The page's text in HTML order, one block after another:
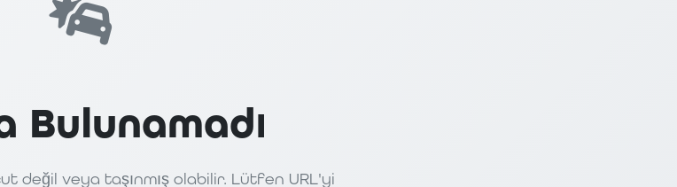
Bulunamadı
değil veya taşınmış olabilir. Lütfen URL'yi